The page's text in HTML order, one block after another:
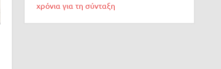
χρόνια για τη σύνταξη